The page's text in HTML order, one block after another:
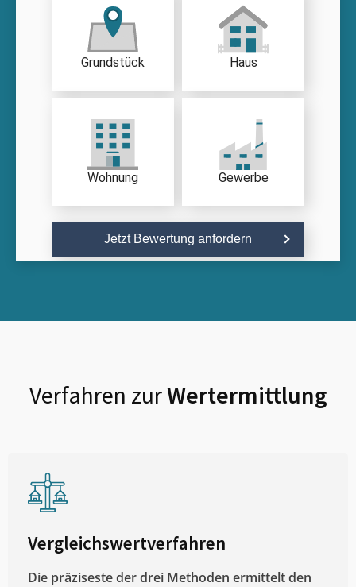
Grundstück Haus
Wohnung Gewerbe
Jetzt Bewertung anfordern
Verfahren zurWertermittlung
Vergleichswertverfahren
Die präziseste der drei Methoden ermittelt den